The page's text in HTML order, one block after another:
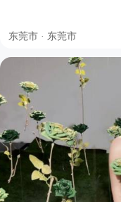
东莞市 · 东莞市